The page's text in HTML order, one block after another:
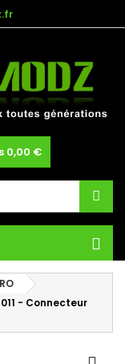
0,00 €
- Connecteur